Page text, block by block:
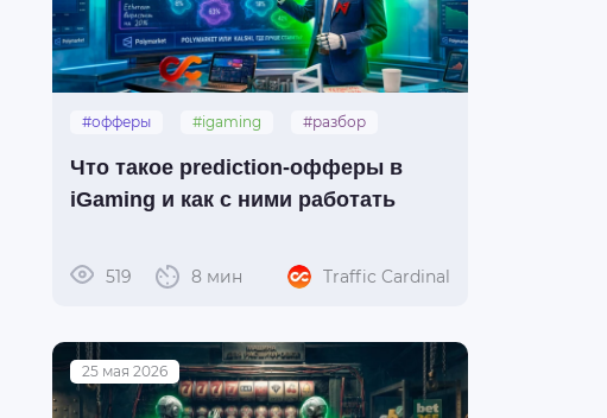
#офферы #igaming
#разбор
Что такое prediction-офферы в
iGaming и как с ними работать
519 8 мин Traffic Cardinal
25 мая 2026